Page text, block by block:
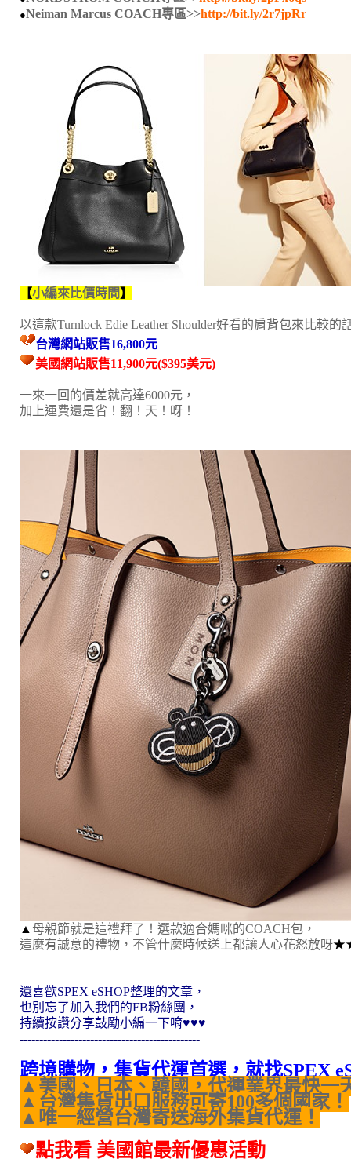
●Neiman Marcus COACH專區>>http://bit.ly/2r7jpRr
【小編來比價時間】
以這款Turnlock Edie Leather Shoulder好看的肩背包來比較的
台灣網站販售16,800元
美國網站販售11,900元($395美元)
一來一回的價差就高達6000元，
加上運費還是省！翻！天！呀！
▲ 母親節就是這禮拜了！選款適合媽咪的COACH包，
這麼有誠意的禮物，不管什麼時候送上都讓人心花怒放呀★
還喜歡SPEX eSHOP整理的文章，
也別忘了加入我們的FB粉絲團，
持續按讚分享鼓勵小編一下唷♥♥♥
----------------------------------------------
跨境購物，集貨代運首選，就找SPEX
▲美國、日本、韓國，代運業界最快一
▲台灣集貨出口服務可寄100多個國家！
▲唯一經營台灣寄送海外集貨代運！
點我看 美國館最新優惠活動